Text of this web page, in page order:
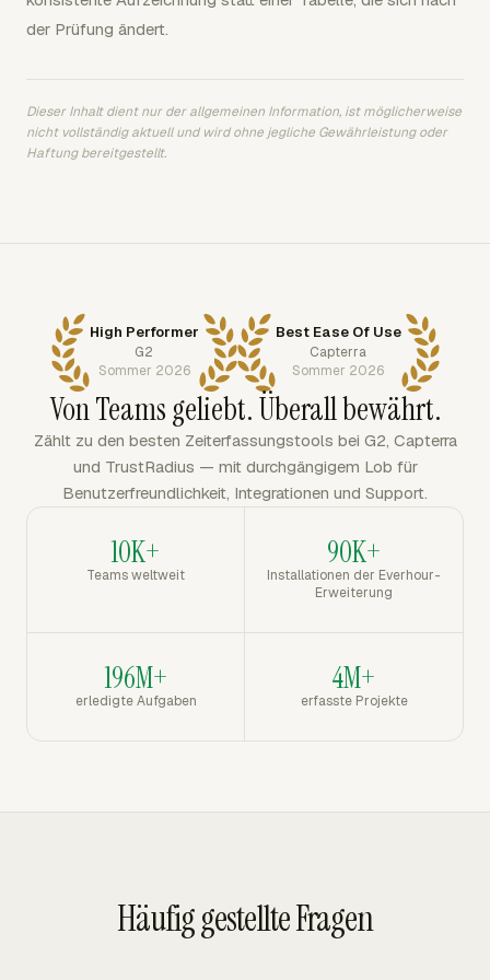
der Prüfung ändert.
Dieser Inhalt dient nur der allgemeinen Information, ist möglicherweise
nicht vollständig aktuell und wird ohne jegliche Gewährleistung oder
Haftung bereitgestellt.
High Performer
G2
Sommer 2026
Best Ease Of Use
Capterra
Sommer 2026
Von Teams geliebt. Überall bewährt.
Zählt zu den besten Zeiterfassungstools bei G2, Capterra
und TrustRadius — mit durchgängigem Lob für
Benutzerfreundlichkeit, Integrationen und Support.
10K+
Teams weltweit
90K+
Installationen der Everhour-
Erweiterung
196M+
erledigte Aufgaben
4M+
erfasste Projekte
Häufig gestellte Fragen